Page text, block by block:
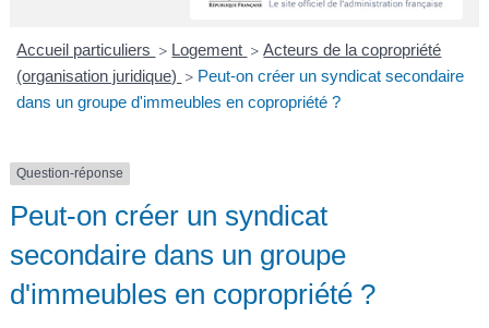
R
Accueil particuliers > Logement > Acteurs de la copropriété
(organisation juridique) > Peut-on créer un syndicat secondaire
dans un groupe d'immeubles en copropriété ?
Question-réponse
Peut-on créer un syndicat
secondaire dans un groupe
d'immeubles en copropriété ?